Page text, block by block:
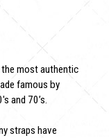
most authentic
famous by
and 70’s.
straps have